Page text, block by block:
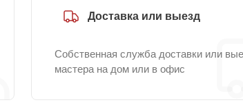
Доставка или выезд
Собственная служба доставки или
мастера на дом или в офис